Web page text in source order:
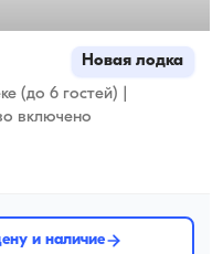
Новая лодка
(до 6 гостей) |
включено
и наличие